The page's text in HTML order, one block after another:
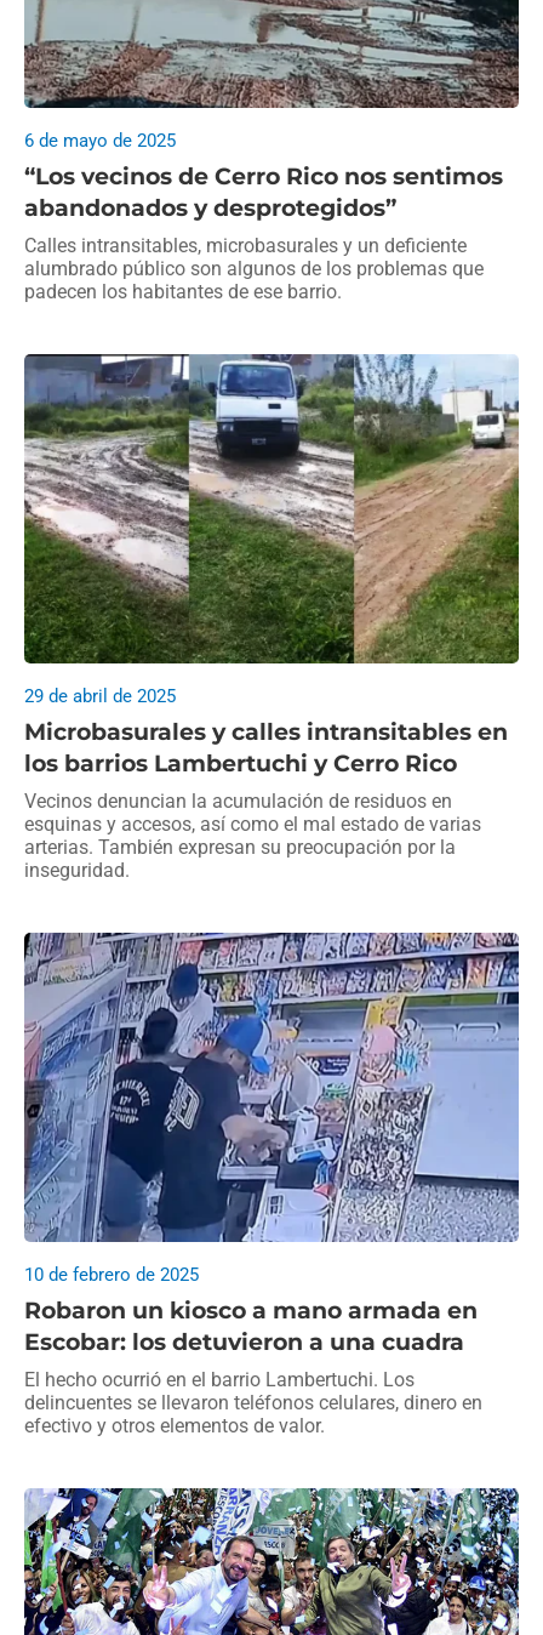
“Los vecinos de Cerro Rico nos sentimos
abandonados y desprotegidos”
6 de mayo de 2025
Calles intransitables, microbasurales y un deficiente
alumbrado público son algunos de los problemas que
padecen los habitantes de ese barrio.
Microbasurales y calles intransitables en
los barrios Lambertuchi y Cerro Rico
29 de abril de 2025
Vecinos denuncian la acumulación de residuos en
esquinas y accesos, así como el mal estado de varias
arterias. También expresan su preocupación por la
inseguridad.
Robaron un kiosco a mano armada en
Escobar: los detuvieron a una cuadra
10 de febrero de 2025
El hecho ocurrió en el barrio Lambertuchi. Los
delincuentes se llevaron teléfonos celulares, dinero en
efectivo y otros elementos de valor.